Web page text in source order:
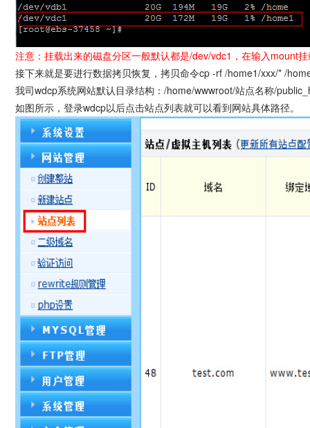
注意：挂载出来的磁盘分区一般默认都是/dev/vdc1，在输入mount
接下来就是要进行数据拷贝恢复，拷贝命令cp -rf /home1/xxx/* /
我司wdcp系统网站默认目录结构：/home/wwwroot/站点名称/
如图所示，登录wdcp以后点击站点列表就可以看到网站具体路径。